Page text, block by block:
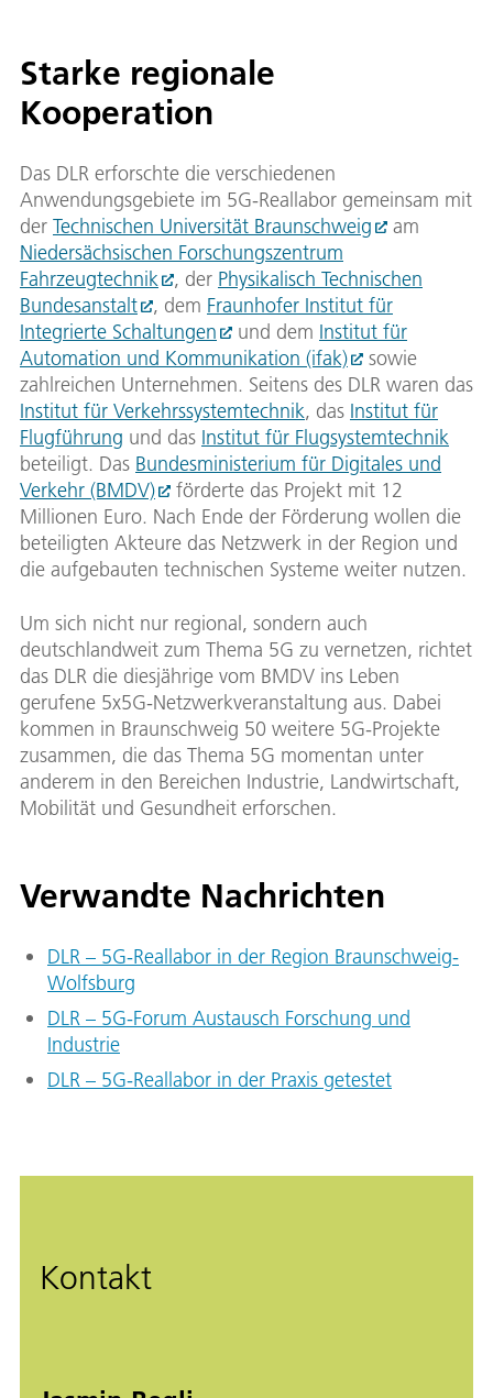
Starke regionale
Kooperation
Das DLR erforschte die verschiedenen
Anwendungsgebiete im 5G-Reallabor gemeinsam mit
der Technischen Universität Braunschweig
am
Niedersächsischen Forschungszentrum
Fahrzeugtechnik
, der Physikalisch Technischen
Bundesanstalt
, dem Fraunhofer Institut für
Integrierte Schaltungen
und dem Institut für
Automation und Kommunikation (ifak)
sowie
zahlreichen Unternehmen. Seitens des DLR waren das
Institut für Verkehrssystemtechnik, das Institut für
Flugführung und das Institut für Flugsystemtechnik
beteiligt. Das Bundesministerium für Digitales und
Verkehr (BMDV)
förderte das Projekt mit 12
Millionen Euro. Nach Ende der Förderung wollen die
beteiligten Akteure das Netzwerk in der Region und
die aufgebauten technischen Systeme weiter nutzen.
Um sich nicht nur regional, sondern auch
deutschlandweit zum Thema 5G zu vernetzen, richtet
das DLR die diesjährige vom BMDV ins Leben
gerufene 5x5G-Netzwerkveranstaltung aus. Dabei
kommen in Braunschweig 50 weitere 5G-Projekte
zusammen, die das Thema 5G momentan unter
anderem in den Bereichen Industrie, Landwirtschaft,
Mobilität und Gesundheit erforschen.
Verwandte Nachrichten
DLR – 5G-Reallabor in der Region Braunschweig-
Wolfsburg
DLR – 5G-Forum Austausch Forschung und
Industrie
DLR – 5G-Reallabor in der Praxis getestet
Kontakt